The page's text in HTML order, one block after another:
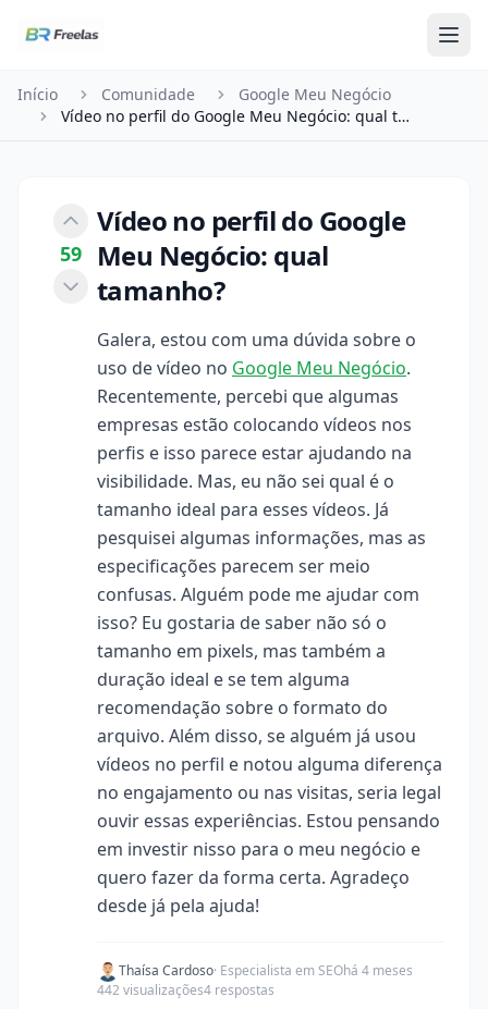
Início Comunidade
Google Meu Negócio
Vídeo no perfil do Google Meu Negócio: qual tama…
59
Vídeo no perfil do Google
Meu Negócio: qual
tamanho?
Galera, estou com uma dúvida sobre o
uso de vídeo no Google Meu Negócio.
Recentemente, percebi que algumas
empresas estão colocando vídeos nos
perfis e isso parece estar ajudando na
visibilidade. Mas, eu não sei qual é o
tamanho ideal para esses vídeos. Já
pesquisei algumas informações, mas as
especificações parecem ser meio
confusas. Alguém pode me ajudar com
isso? Eu gostaria de saber não só o
tamanho em pixels, mas também a
duração ideal e se tem alguma
recomendação sobre o formato do
arquivo. Além disso, se alguém já usou
vídeos no perfil e notou alguma diferença
no engajamento ou nas visitas, seria legal
ouvir essas experiências. Estou pensando
em investir nisso para o meu negócio e
quero fazer da forma certa. Agradeço
desde já pela ajuda!
Thaísa Cardoso· Especialista em SEOhá 4 meses
442 visualizações4 respostas